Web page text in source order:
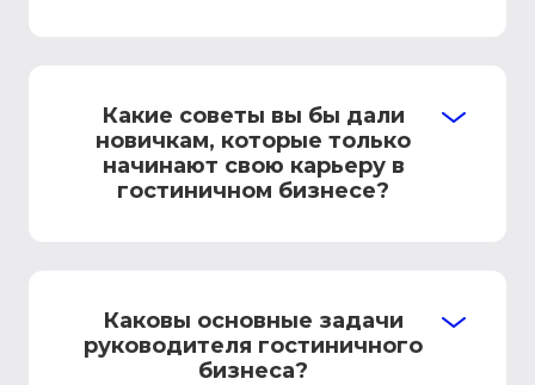
Какие советы вы бы дали
новичкам, которые только
начинают свою карьеру в
гостиничном бизнесе?
Каковы основные задачи
руководителя гостиничного
бизнеса?